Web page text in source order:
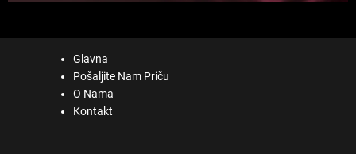
Glavna
Pošaljite Nam Priču
O Nama
Kontakt